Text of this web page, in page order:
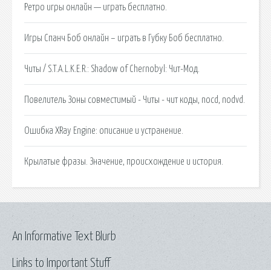
Ретро игры онлайн — играть бесплатно.
Игры Спанч Боб онлайн – играть в Губку Боб бесплатно.
Читы / S.T.A.L.K.E.R.: Shadow of Chernobyl: Чит-Мод.
Повелитель Зоны совместимый - Читы - чит коды, nocd, nodvd.
Ошибка XRay Engine: описание и устранение.
Крылатые фразы. Значение, происхождение и история.
Links to Important Stuff
An Informative Text Blurb